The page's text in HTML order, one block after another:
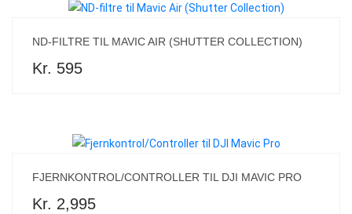
ND-FILTRE TIL MAVIC AIR (SHUTTER COLLECTION)
Kr. 595
FJERNKONTROL/CONTROLLER TIL DJI MAVIC PRO
Kr. 2,995